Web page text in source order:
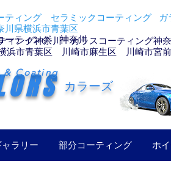
ティング セラミックコーティング
県横浜市青葉区
ーティング 神奈川
ィング神奈川 ガラスコーティング
浜市青葉区 川崎市麻生区 川崎市宮
& Coating
カラーズ
ャラリー 部分コーティング ホ